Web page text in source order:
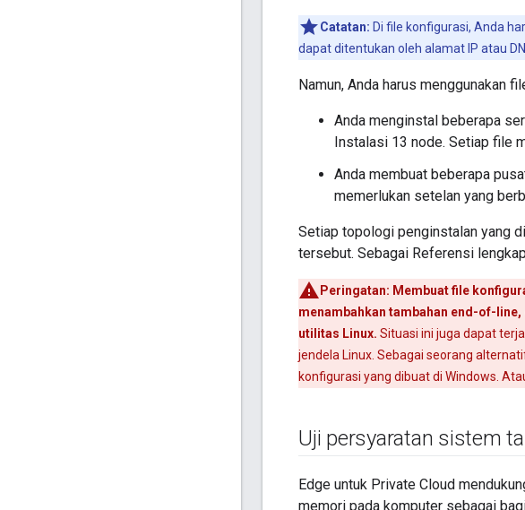
Catatan: Di file konfigurasi, Anda
dapat ditentukan oleh alamat IP atau
Namun, Anda harus menggunakan
Anda menginstal beberapa
Instalasi 13 node. Setiap file
Anda membuat beberapa
memerlukan setelan yang
Setiap topologi penginstalan yang
tersebut. Sebagai Referensi
Peringatan: Membuat file
menambahkan tambahan end-of-
utilitas Linux. Situasi ini juga dapat
jendela Linux. Sebagai seorang
konfigurasi yang dibuat di Windows.
Uji persyaratan sistem
Edge untuk Private Cloud
memori pada komputer sebagai